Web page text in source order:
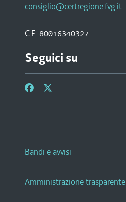
consiglio@certregione.fvg.it
C.F. 80016340327
Seguici su
Bandi e avvisi
Amministrazione trasparente